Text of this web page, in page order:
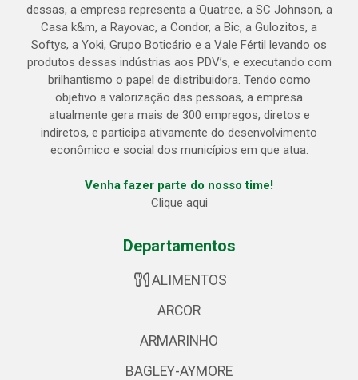
dessas, a empresa representa a Quatree, a SC Johnson, a
Casa k&m, a Rayovac, a Condor, a Bic, a Gulozitos, a
Softys, a Yoki, Grupo Boticário e a Vale Fértil levando os
produtos dessas indústrias aos PDV’s, e executando com
brilhantismo o papel de distribuidora. Tendo como
objetivo a valorização das pessoas, a empresa
atualmente gera mais de 300 empregos, diretos e
indiretos, e participa ativamente do desenvolvimento
econômico e social dos municípios em que atua.
Venha fazer parte do nosso time!
Clique aqui
Departamentos
ALIMENTOS
ARCOR
ARMARINHO
BAGLEY-AYMORE